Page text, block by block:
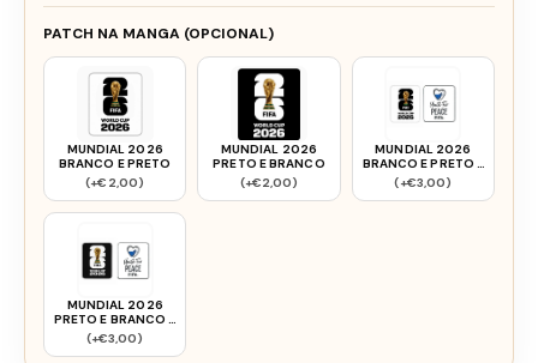
PATCH NA MANGA (OPCIONAL)
MUNDIAL 2026
BRANCO E PRETO
(+€2,00)
MUNDIAL 2026
PRETO E BRANCO
(+€2,00)
MUNDIAL 2026
BRANCO E PRETO +
FIFA
(+€3,00)
MUNDIAL 2026
PRETO E BRANCO +
FIFA
(+€3,00)